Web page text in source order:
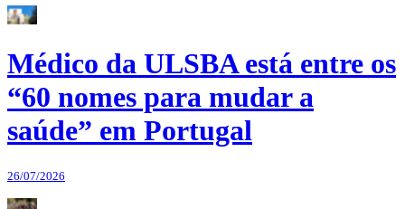
Médico da ULSBA está entre os
“60 nomes para mudar a
saúde” em Portugal
26/07/2026